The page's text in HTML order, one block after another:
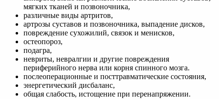
мягких тканей и позвоночника,
различные виды артритов,
артрозы суставов и позвоночника, выпадение дисков,
повреждение сухожилий, связок и менисков,
остеопороз,
подагра,
невриты, невралгии и другие повреждения
периферийного нерва или корня спинного мозга.
послеоперационные и посттравматические состояния,
энергетический дисбаланс,
общая слабость, истощение при перенапряжении.